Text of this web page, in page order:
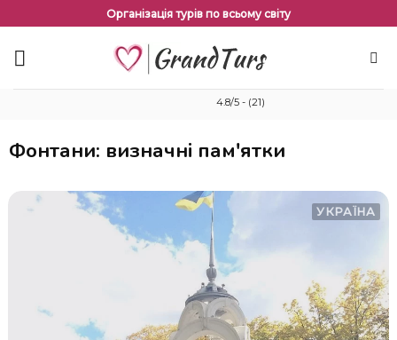
змісту
Організація турів по всьому світу
4.8/5 - (21)
Фонтани: визначні пам'ятки
УКРАЇНА